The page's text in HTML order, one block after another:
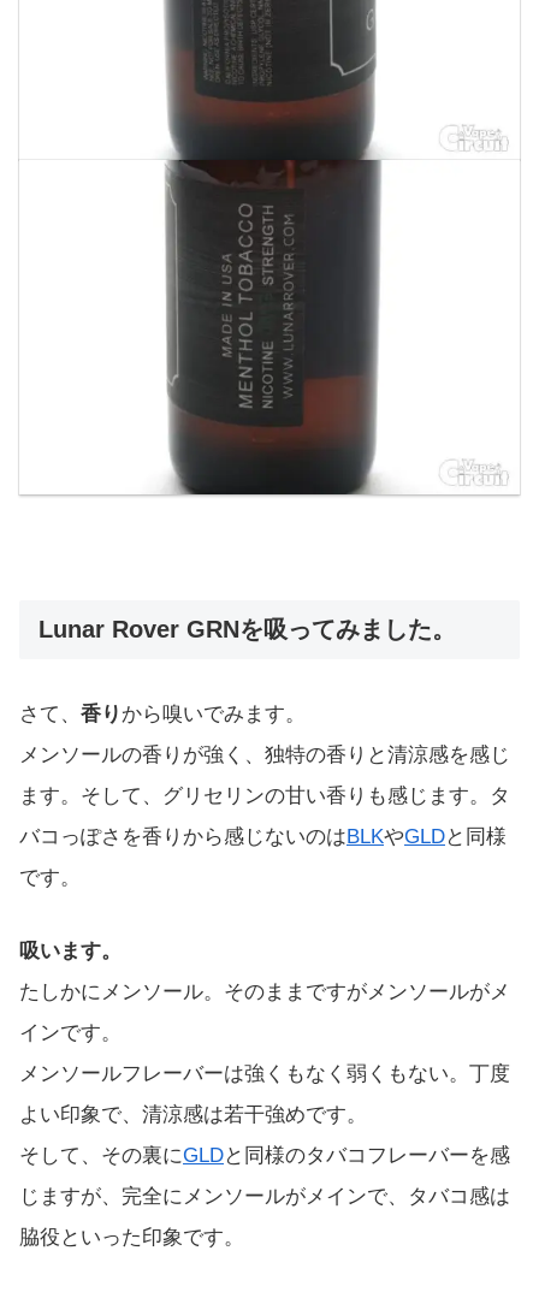
Lunar Rover GRNを吸ってみました。
さて、 香り から嗅いでみます。
メンソールの香りが強く、独特の香りと清涼感を感じ
ます。そして、グリセリンの甘い香りも感じます。タ
バコっぽさを香りから感じないのはBLKやGLDと同様
です。
吸います。
たしかにメンソール。そのままですがメンソールがメ
インです。
メンソールフレーバーは強くもなく弱くもない。丁度
よい印象で、清涼感は若干強めです。
そして、その裏にGLDと同様のタバコフレーバーを感
じますが、完全にメンソールがメインで、タバコ感は
脇役といった印象です。